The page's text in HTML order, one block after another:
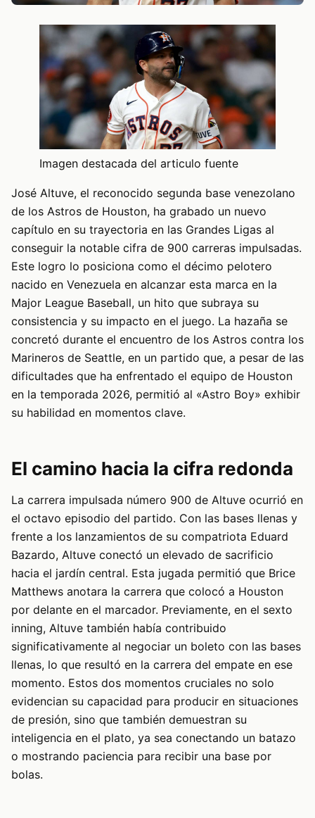
Imagen destacada del articulo fuente
José Altuve, el reconocido segunda base venezolano
de los Astros de Houston, ha grabado un nuevo
capítulo en su trayectoria en las Grandes Ligas al
conseguir la notable cifra de 900 carreras impulsadas.
Este logro lo posiciona como el décimo pelotero
nacido en Venezuela en alcanzar esta marca en la
Major League Baseball, un hito que subraya su
consistencia y su impacto en el juego. La hazaña se
concretó durante el encuentro de los Astros contra los
Marineros de Seattle, en un partido que, a pesar de las
dificultades que ha enfrentado el equipo de Houston
en la temporada 2026, permitió al «Astro Boy» exhibir
su habilidad en momentos clave.
El camino hacia la cifra redonda
La carrera impulsada número 900 de Altuve ocurrió en
el octavo episodio del partido. Con las bases llenas y
frente a los lanzamientos de su compatriota Eduard
Bazardo, Altuve conectó un elevado de sacrificio
hacia el jardín central. Esta jugada permitió que Brice
Matthews anotara la carrera que colocó a Houston
por delante en el marcador. Previamente, en el sexto
inning, Altuve también había contribuido
significativamente al negociar un boleto con las bases
llenas, lo que resultó en la carrera del empate en ese
momento. Estos dos momentos cruciales no solo
evidencian su capacidad para producir en situaciones
de presión, sino que también demuestran su
inteligencia en el plato, ya sea conectando un batazo
o mostrando paciencia para recibir una base por
bolas.